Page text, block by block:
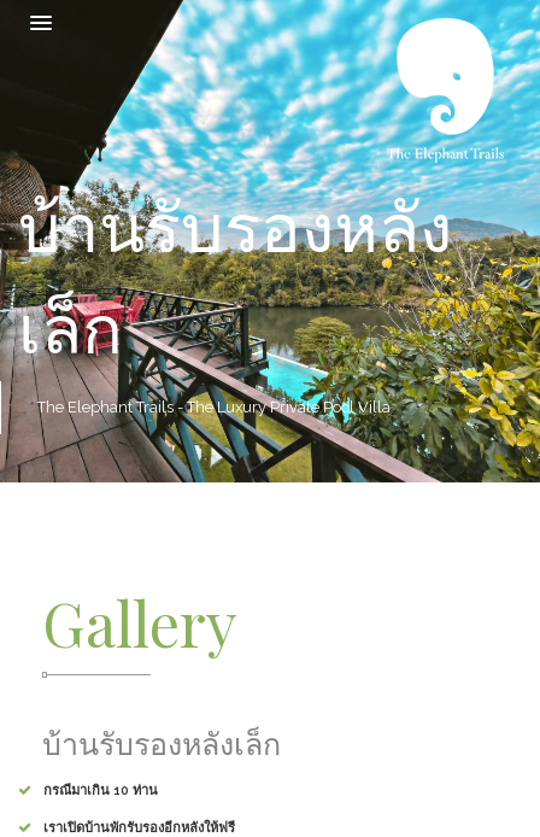
บ้านรับรองหลัง
เล็ก
The Elephant Trails - The Luxury Private Pool Villa
Gallery
บ้านรับรองหลังเล็ก
กรณีมาเกิน 10 ท่าน
เราเปิดบ้านพักรับรองอีกหลังให้ฟรี